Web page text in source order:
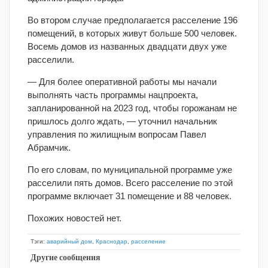
Во втором случае предполагается расселение 196
помещений, в которых живут больше 500 человек.
Восемь домов из названных двадцати двух уже
расселили.
— Для более оперативной работы мы начали
выполнять часть программы нацпроекта,
запланированной на 2023 год, чтобы горожанам не
пришлось долго ждать, — уточнил начальник
управления по жилищным вопросам Павел
Абрамчик.
По его словам, по муниципальной программе уже
расселили пять домов. Всего расселение по этой
программе включает 31 помещение и 88 человек.
Похожих новостей нет.
Тэги: аварийный дом Краснодар расселение
Другие сообщения